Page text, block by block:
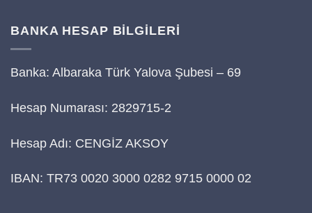
BANKA HESAP BİLGİLERİ
Banka: Albaraka Türk Yalova Şubesi – 69
Hesap Numarası: 2829715-2
Hesap Adı: CENGİZ AKSOY
IBAN: TR73 0020 3000 0282 9715 0000 02